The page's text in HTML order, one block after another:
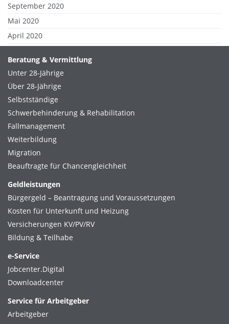
September 2020
Mai 2020
April 2020
Beratung & Vermittlung
Unter 28-Jährige
Über 28-Jährige
Selbstständige
Schwerbehinderung & Rehabilitation
Fallmanagement
Weiterbildung
Migration
Beauftragte für Chancengleichheit
Geldleistungen
Bürgergeld – Beantragung und Voraussetzungen
Kosten für Unterkunft und Heizung
Versicherungen KV/PV/RV
Bildung & Teilhabe
e-Service
Jobcenter.Digital
Downloadcenter
Service für Arbeitgeber
Arbeitgeber